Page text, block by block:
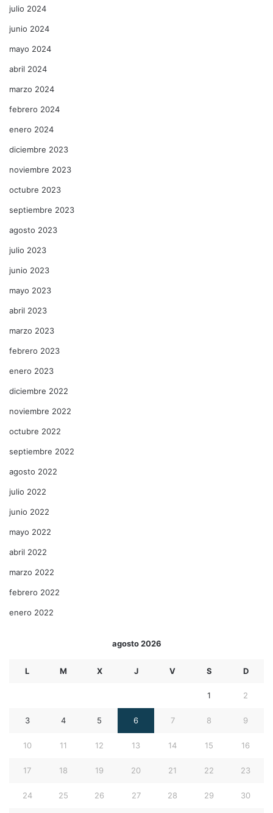
julio 2024
junio 2024
mayo 2024
abril 2024
marzo 2024
febrero 2024
enero 2024
diciembre 2023
noviembre 2023
octubre 2023
septiembre 2023
agosto 2023
julio 2023
junio 2023
mayo 2023
abril 2023
marzo 2023
febrero 2023
enero 2023
diciembre 2022
noviembre 2022
octubre 2022
septiembre 2022
agosto 2022
julio 2022
junio 2022
mayo 2022
abril 2022
marzo 2022
febrero 2022
enero 2022
agosto 2026
L M X J V S D
1 2
3 4 5 6 7 8 9
10 11 12 13 14 15 16
17 18 19 20 21 22 23
24 25 26 27 28 29 30